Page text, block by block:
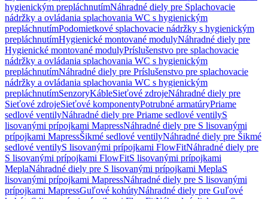
hygienickým prepláchnutímNáhradné diely pre Splachovacie
nádržky a ovládania splachovania WC s hygienickým
prepláchnutímPodomietkové splachovacie nádržky s hygienickým
prepláchnutímHygienické montované modulyNáhradné diely pre
Hygienické montované modulyPríslušenstvo pre splachovacie
nádržky a ovládania splachovania WC s hygienickým
prepláchnutímNáhradné diely pre Príslušenstvo pre splachovacie
nádržky a ovládania splachovania WC s hygienickým
prepláchnutímSenzoryKábleSieťové zdrojeNáhradné diely pre
Sieťové zdrojeSieťové komponentyPotrubné armatúryPriame
sedlové ventilyNáhradné diely pre Priame sedlové ventilyS
lisovanými prípojkami MapressNáhradné diely pre S lisovanými
prípojkami MapressŠikmé sedlové ventilyNáhradné diely pre Šikmé
sedlové ventilyS lisovanými prípojkami FlowFitNáhradné diely pre
S lisovanými prípojkami FlowFitS lisovanými prípojkami
MeplaNáhradné diely pre S lisovanými prípojkami MeplaS
lisovanými prípojkami MapressNáhradné diely pre S lisovanými
prípojkami MapressGuľové kohútyNáhradné diely pre Guľové